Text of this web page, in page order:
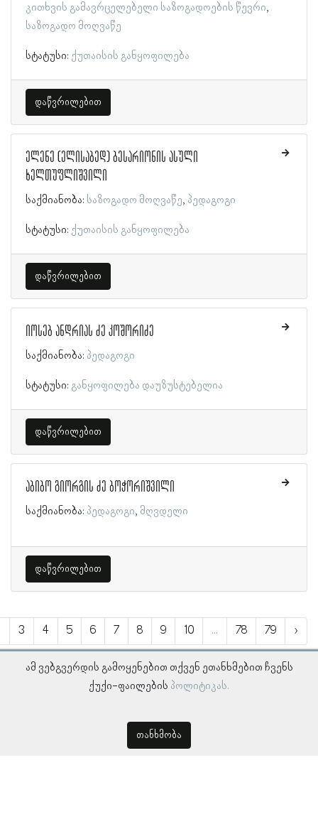
კითხვის გამავრცელებელი საზოგადოების წევრი
საზოგადო მოღვაწე
სტატუსი: ქუთაისის განყოფილება
დაწვრილებით
ელენე (ელისაბედ) ბესარიონის ასული
ხელთუფლიშვილი
საქმიანობა: საზოგადო მოღვაწე პედაგოგი
სტატუსი: ქუთაისის განყოფილება
დაწვრილებით
იოსებ ანდრიას ძე კოშორიძე
საქმიანობა: პედაგოგი
სტატუსი: განყოფილება დაუზუსტებელია
დაწვრილებით
აბიბო გიორგის ძე ბოჭორიშვილი
საქმიანობა: პედაგოგი მღვდელი
დაწვრილებით
3 4 5 6 7 8 9 10 ... 78 79 ›
ამ ვებგვერდის გამოყენებით თქვენ ეთანხმებით ჩვენს
ქუქი-ფაილების პოლიტიკას.
თანხმობა